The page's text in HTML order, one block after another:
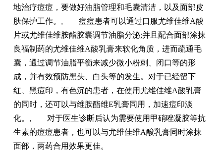
地治疗痘痘，要做好油脂管理和毛囊清洁，以及面部皮
肤保护工作。 , 痘痘患者可以通过口服尤维佳维A酸
片或尤维佳维胺酯胶囊调节油脂分泌;并且配合面部涂抹
良福制药的尤维佳维A酸乳膏来软化角质，进而疏通毛
囊，通过调节油脂平衡来减少微小粉刺、闭口等的形
成，并有效预防黑头、白头等的发生。对于已经留下
红、黑痘印，有色沉的患者，在使用尤维佳维A酸乳膏
的同时，还可以与维胺酯维E乳膏同用，加速痘印淡
化。 , 对于医生诊断后认为需要使用甲硝唑凝胶等抗
生素的痘痘患者，也可以与尤维佳维A酸乳膏同时涂抹
面部，两药合用效果更佳。